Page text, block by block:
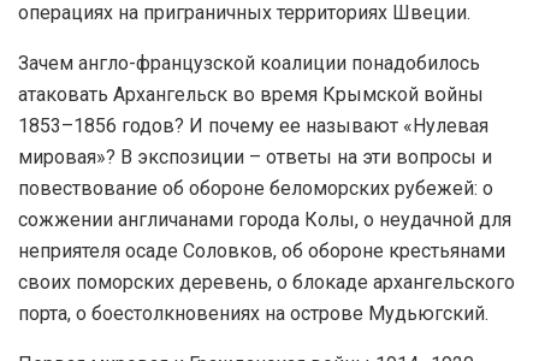
операциях на приграничных территориях Швеции.
Зачем англо-французской коалиции понадобилось
атаковать Архангельск во время Крымской войны
1853–1856 годов? И почему ее называют «Нулевая
мировая»? В экспозиции – ответы на эти вопросы и
повествование об обороне беломорских рубежей: о
сожжении англичанами города Колы, о неудачной для
неприятеля осаде Соловков, об обороне крестьянами
своих поморских деревень, о блокаде архангельского
порта, о боестолкновениях на острове Мудьюгский.